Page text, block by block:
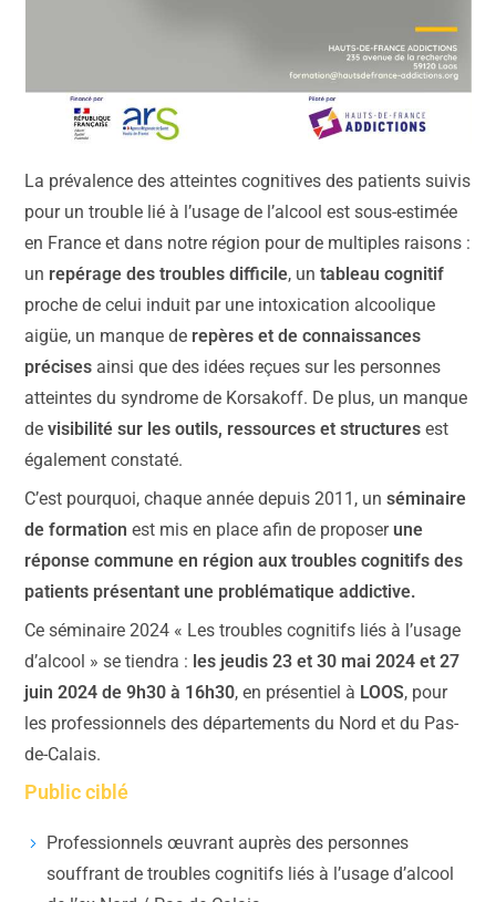
La prévalence des atteintes cognitives des patients suivis
pour un trouble lié à l’usage de l’alcool est sous-estimée
en France et dans notre région pour de multiples raisons :
un repérage des troubles difficile, untableau cognitif
proche de celui induit par une intoxication alcoolique
aigüe, un manque de repères et de connaissances
précises ainsi que des idées reçues sur les personnes
atteintes du syndrome de Korsakoff. De plus, un manque
devisibilité sur les outils, ressources et structures est
également constaté.
C’est pourquoi, chaque année depuis 2011, unséminaire
de formation est mis en place afin de proposerune
réponse commune en région aux troubles cognitifs des
patients présentant une problématique addictive.
Ce séminaire 2024 « Les troubles cognitifs liés à l’usage
d’alcool » se tiendra : les jeudis 23 et 30 mai 2024 et 27
juin 2024 de 9h30 à 16h30, en présentiel à LOOS, pour
les professionnels des départements du Nord et du Pas-
de-Calais.
Public ciblé
Professionnels œuvrant auprès des personnes
souffrant de troubles cognitifs liés à l’usage d’alcool